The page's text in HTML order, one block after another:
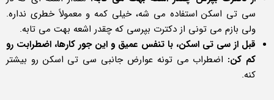
سی تی اسکن استفاده می شه، خیلی کمه و معمولاً خطری نداره.
ولی بازم می تونی از دکترت بپرسی که چقدر اشعه بهت می تابه.
قبل از سی تی اسکن، با تنفس عمیق و این جور کارها، اضطرابت رو
کم کن: اضطراب می تونه عوارض جانبی سی تی اسکن رو بیشتر
کنه.